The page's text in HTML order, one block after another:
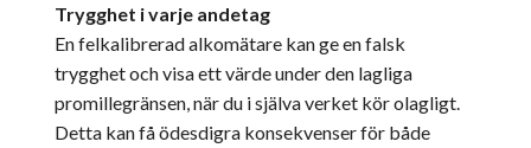
Trygghet i varje andetag
En felkalibrerad alkomätare kan ge en falsk
trygghet och visa ett värde under den lagliga
promillegränsen, när du i själva verket kör olagligt.
Detta kan få ödesdigra konsekvenser för både